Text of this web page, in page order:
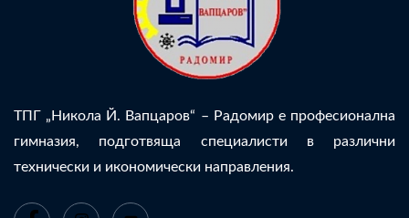
ТПГ „Никола Й. Вапцаров“ – Радомир е професионална
гимназия, подготвяща специалисти в различни
технически и икономически направления.